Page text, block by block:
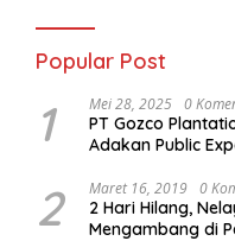
Popular Post
1 Mei 28, 2025 0
PT Gozco
Adakan Public
2 Maret 16, 2019 0
2 Hari Hilang,
Mengambang di